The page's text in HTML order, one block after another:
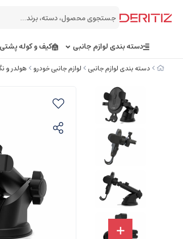
دسته بندی لوازم جانبی کیف و کوله پشتی
دسته بندی لوازم جانبی لوازم جانبی خودرو هولدر و